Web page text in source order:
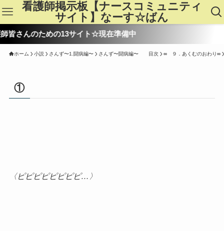
看護師掲示板【ナースコミュニティ
サイト】なーす☆ばん
めの13サイト☆現在準備中
ホーム 小説 さんず〜1.闘病編〜 さんず〜闘病編〜 目次 ∞ ９．あくむのおわり∞
①
〈ピピピピピピピピ…〉